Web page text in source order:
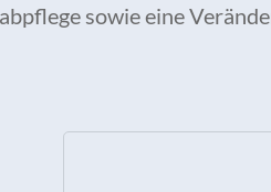
sowie eine